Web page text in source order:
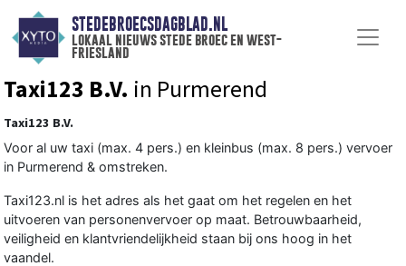
STEDEBROECSDAGBLAD.NL
lokaal nieuws stede broec en west-
friesland
Taxi123 B.V. in Purmerend
Taxi123 B.V.
Voor al uw taxi (max. 4 pers.) en kleinbus (max. 8 pers.) vervoer
in Purmerend & omstreken.
Taxi123.nl is het adres als het gaat om het regelen en het
uitvoeren van personenvervoer op maat. Betrouwbaarheid,
veiligheid en klantvriendelijkheid staan bij ons hoog in het
vaandel.